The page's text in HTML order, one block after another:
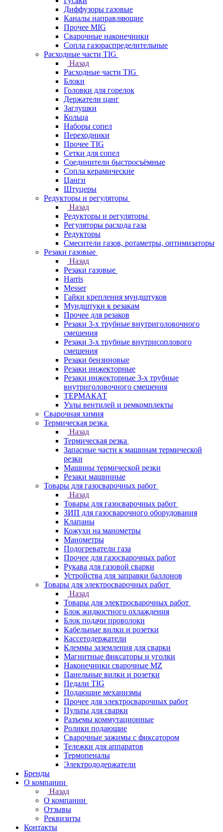
Диффузоры газовые
Каналы направляющие
Прочее MIG
Сварочные наконечники
Сопла газораспределительные
Расходные части TIG
Назад
Расходные части TIG
Блоки
Головки для горелок
Держатели цанг
Заглушки
Кольца
Наборы сопел
Переходники
Прочее TIG
Сетки для сопел
Соединители быстросъёмные
Сопла керамические
Цанги
Штуцеры
Редукторы и регуляторы
Назад
Редукторы и регуляторы
Регуляторы расхода газа
Редукторы
Смесители газов, ротаметры, оптимизаторы
Резаки газовые
Назад
Резаки газовые
Harris
Messer
Гайки крепления мундштуков
Мундштуки к резакам
Прочее для резаков
Резаки 3-х трубные внутриголовочного
смешения
Резаки 3-х трубные внутрисоплового
смешения
Резаки бензиновые
Резаки инжекторные
Резаки инжекторные 3-х трубные
внутриголовочного смешения
ТЕРМАКАТ
Узлы вентилей и ремкомплекты
Сварочная химия
Термическая резка
Назад
Термическая резка
Запасные части к машинам термической
резки
Машины термической резки
Резаки машинные
Товары для газосварочных работ
Назад
Товары для газосварочных работ
ЗИП для газосварочного оборудования
Клапаны
Кожухи на манометры
Манометры
Подогреватели газа
Прочее для газосварочных работ
Рукава для газовой сварки
Устройства для заправки баллонов
Товары для электросварочных работ
Назад
Товары для электросварочных работ
Блок жидкостного охлаждения
Блок подачи проволоки
Кабельные вилки и розетки
Кассетодержатели
Клеммы заземления для сварки
Магнитные фиксаторы и уголки
Наконечники сварочные MZ
Панельные вилки и розетки
Педали TIG
Подающие механизмы
Прочее для электросварочных работ
Пульты для сварки
Разъемы коммутационные
Ролики подающие
Сварочные зажимы с фиксатором
Тележки для аппаратов
Термопеналы
Электрододержатели
Бренды
О компании
Назад
О компании
Отзывы
Реквизиты
Контакты